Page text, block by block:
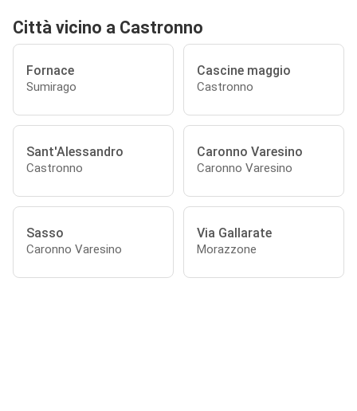
Città vicino a Castronno
Fornace
Sumirago
Cascine maggio
Castronno
Sant'Alessandro
Castronno
Caronno Varesino
Caronno Varesino
Sasso
Caronno Varesino
Via Gallarate
Morazzone